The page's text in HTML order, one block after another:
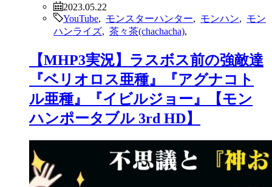
2023.05.22
YouTube
モンスターハンター モンハン
モン
ハンライズ
茶々茶(chachacha)
【MHP3実況】ラスボス前の強敵達
『ベリオロス亜種』『アグナコト
ル亜種』『イビルジョー』【モン
ハンポータブル 3rd HD】